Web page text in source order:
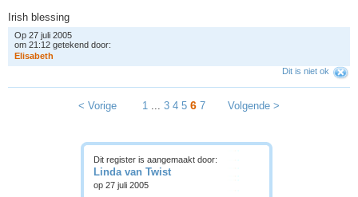
Irish blessing
Op 27 juli 2005
om 21:12 getekend door:
Elisabeth
Dit is niet ok
< Vorige 1 3 4 5 6 7 Volgende >
Dit register is aangemaakt door:
Linda van Twist
op 27 juli 2005